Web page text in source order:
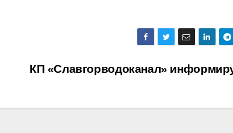
КП «Славгорводоканал»